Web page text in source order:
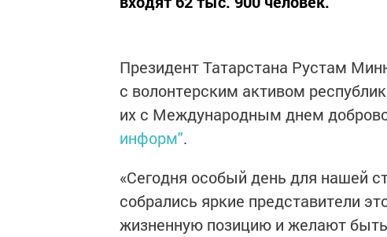
Президент Татарстана Рустам
с волонтерским активом
их с Международным днем
информ".
«Сегодня особый день для нашей
собрались яркие представители
жизненную позицию и желают